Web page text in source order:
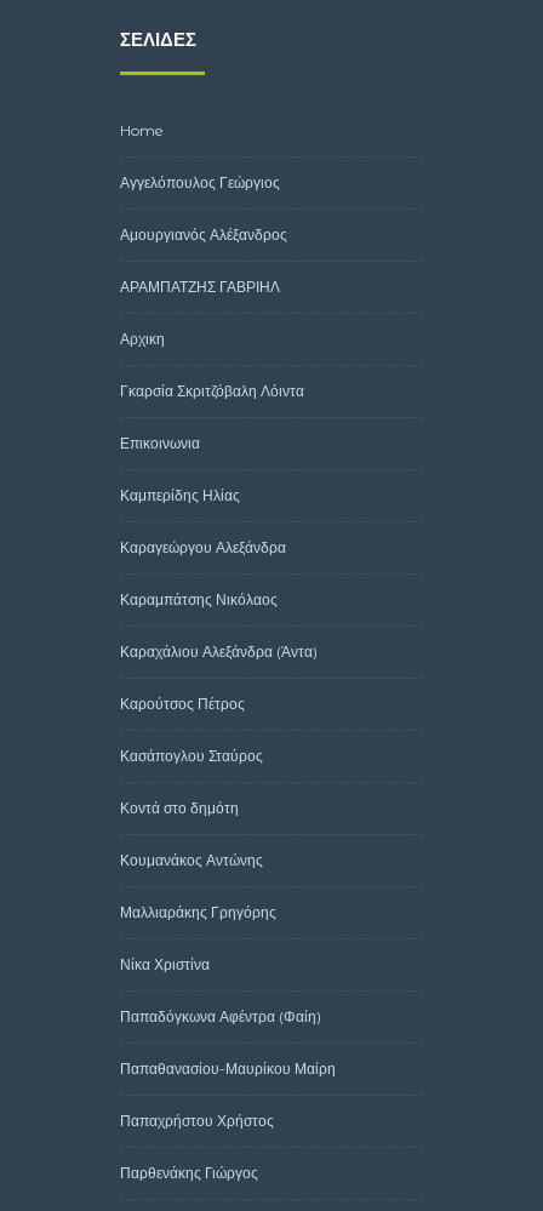
ΣΕΛΊΔΕΣ
Home
Αγγελόπουλος Γεώργιος
Αμουργιανός Αλέξανδρος
ΑΡΑΜΠΑΤΖΗΣ ΓΑΒΡΙΗΛ
Αρχικη
Γκαρσία Σκριτζόβαλη Λόιντα
Επικοινωνια
Καμπερίδης Ηλίας
Καραγεώργου Αλεξάνδρα
Καραμπάτσης Νικόλαος
Καραχάλιου Αλεξάνδρα (Άντα)
Καρούτσος Πέτρος
Κασάπογλου Σταύρος
Κοντά στο δημότη
Κουμανάκος Αντώνης
Μαλλιαράκης Γρηγόρης
Νίκα Χριστίνα
Παπαδόγκωνα Αφέντρα (Φαίη)
Παπαθανασίου-Μαυρίκου Μαίρη
Παπαχρήστου Χρήστος
Παρθενάκης Γιώργος